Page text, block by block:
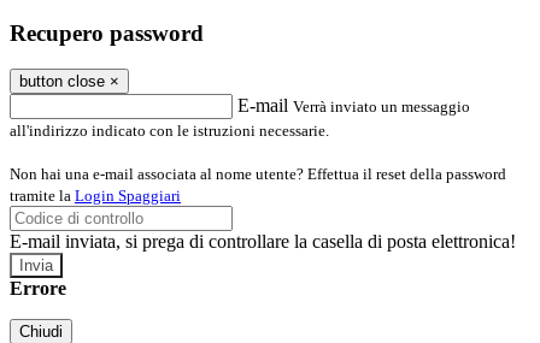
Recupero password
button close ×
E-mail Verrà inviato un messaggio
all'indirizzo indicato con le istruzioni necessarie.
Non hai una e-mail associata al nome utente? Effettua il reset della password
tramite la Login Spaggiari
E-mail inviata, si prega di controllare la casella di posta elettronica!
Errore
Chiudi